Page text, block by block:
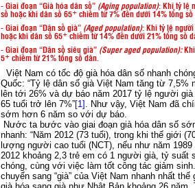
- Giai đoạn “Già hóa dân số” (Aging population): Khi tỷ lệ
số hoặc khi dân số 6­5+ ­ chiếm từ 7% đến dưới 14% tổng số
- Giai đoạn “Dân số già” (Aged population): Khi tỷ lệ người
hoặc khi dân số 6­5+ ­chiếm từ 14% đến dưới 21% tổng số
- Giai đoạn “Dân số siêu già” (Super aged population):Khi
5+ ­ chiếm từ 21% tổng số dân.
Việt Nam có tốc độ già hóa dân số nhanh
Quốc: “Tỷ lệ dân số già Việt Nam tăng từ 7,5%
lên tới 26% và dự báo năm 2017 tỷ lệ người
65 tuổi trở lên 7%”[1] . Như vậy, Việt Nam đã
sớm hơn 6 năm so với dự báo.
Nước ta bước vào giai đoạn già hóa dân số
nhanh: “Năm 2012 (73 tuổi), trong khi thế giới
lượng người cao tuổi (NCT), nếu như năm
2012 khoảng 2,3 trẻ em có 1 người già, tỷ suất
chóng, cùng với việc làm tốt công tác giảm
chuyển sang “già” của Việt Nam nhanh nhất